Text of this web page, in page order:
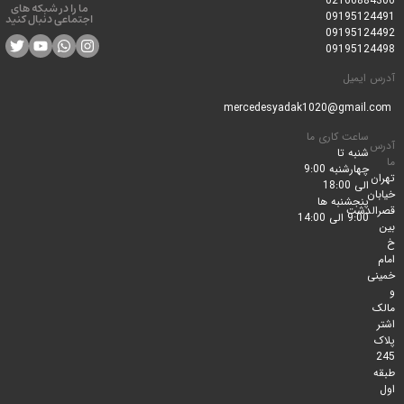
ساعت کاری ما
شنبه تا
چهارشنبه 9:00
الی 18:00
پنجشنبه ها
9:00 الی 14:00
ما را در شبکه های
اجتماعی دنبال کنید